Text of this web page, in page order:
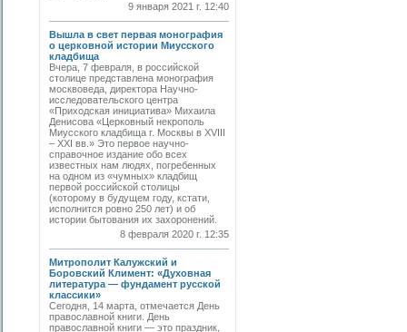
9 января 2021 г. 12:40
Вышла в свет первая монография
о церковной истории Миусского
кладбища
Вчера, 7 февраля, в российской
столице представлена монография
москвоведа, директора Научно-
исследовательского центра
«Приходская инициатива» Михаила
Денисова «Церковный некрополь
Миусского кладбища г. Москвы в XVIII
– XXI вв.» Это первое научно-
справочное издание обо всех
известных нам людях, погребенных
на одном из «чумных» кладбищ
первой российской столицы
(которому в будущем году, кстати,
исполнится ровно 250 лет) и об
истории бытования их захоронений.
8 февраля 2020 г. 12:35
Митрополит Калужский и
Боровский Климент: «Духовная
литература — фундамент русской
классики»
Сегодня, 14 марта, отмечается День
православной книги. День
православной книги — это праздник,